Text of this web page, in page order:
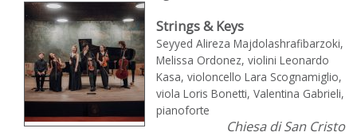
Strings & Keys
Seyyed Alireza Majdolashrafibarzoki,
Melissa Ordonez, violini Leonardo
Kasa, violoncello Lara Scognamiglio,
viola Loris Bonetti, Valentina Gabrieli,
pianoforte
Chiesa di San Cristo